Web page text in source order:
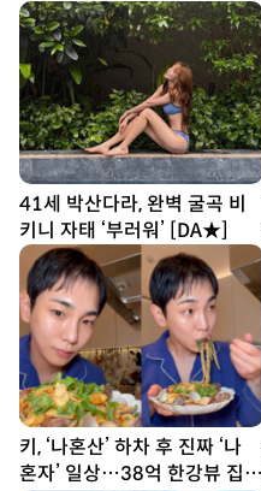
이앤나잇)
41세 박산다라, 완벽 굴곡 비
키니 자태 ‘부러워’ [DA★]
키, ‘나혼산’ 하차 후 진짜 ‘나
혼자’ 일상…38억 한강뷰 집서